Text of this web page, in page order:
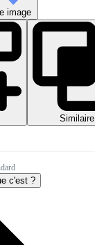
image
Similaire
c'est ?